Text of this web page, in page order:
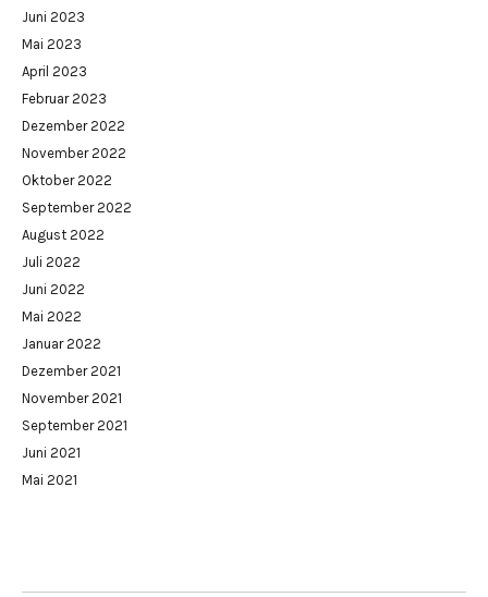
Juni 2023
Mai 2023
April 2023
Februar 2023
Dezember 2022
November 2022
Oktober 2022
September 2022
August 2022
Juli 2022
Juni 2022
Mai 2022
Januar 2022
Dezember 2021
November 2021
September 2021
Juni 2021
Mai 2021